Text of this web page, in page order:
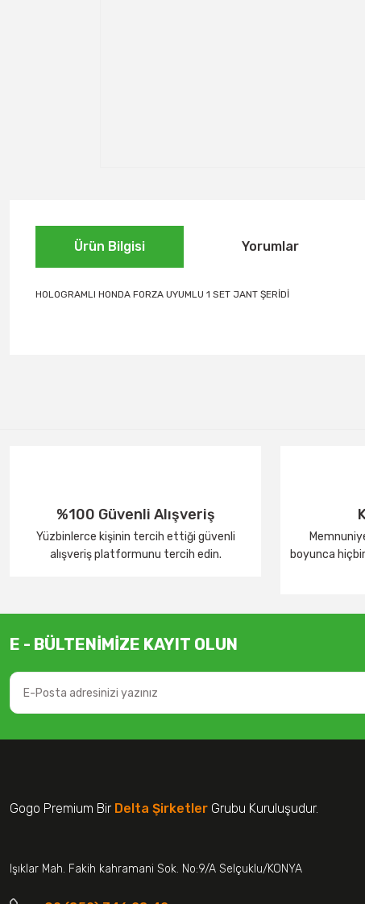
Ürün Bilgisi Yorumlar
HOLOGRAMLI HONDA FORZA UYUMLU 1 SET JANT ŞERİDİ
%100 Güvenli Alışveriş
Yüzbinlerce kişinin tercih ettiği güvenli
alışveriş platformunu tercih edin.
boyunca
E - BÜLTENİMİZE KAYIT OLUN
Gogo Premium Bir Delta Şirketler Grubu Kuruluşudur.
Işıklar Mah. Fakih kahramani Sok. No:9/A Selçuklu/KONYA